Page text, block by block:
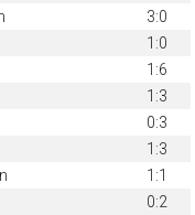
3:0
1:0
1:6
1:3
0:3
1:3
1:1
0:2